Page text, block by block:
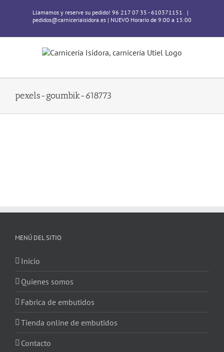
Llamamos y reserve su pedido! 96 217 07 35 - 610371151
|
pedidos@carniceriaisidora.es | NUEVO Horario de 9:00 a 15:00
pexels-goumbik-618773
MENÚ DEL SITIO
Inicio
Quienes somos
Fabrica de embutidos
Tienda online de embutidos
Contacto